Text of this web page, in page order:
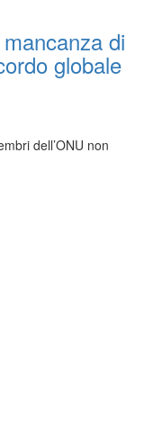
di
globale
dell’ONU non